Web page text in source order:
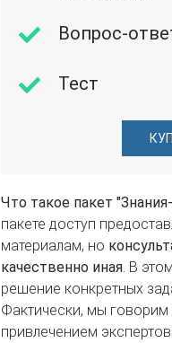
Вопрос-
Тест
Что такое пакет
пакете доступ
материалам, но
качественно иная. В
решение конкретных
Фактически, мы
привлечением